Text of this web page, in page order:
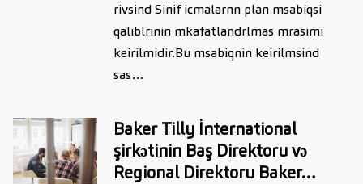
rivsind Sinif icmalarnn plan msabiqsi
qaliblrinin mkafatlandrlmas mrasimi
keirilmidir.Bu msabiqnin keirilmsind
sas…
Baker Tilly İnternational
şirkətinin Baş Direktoru və
Regional Direktoru Baker…